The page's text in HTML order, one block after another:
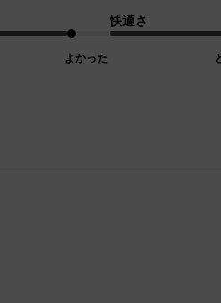
よかった
快適さ